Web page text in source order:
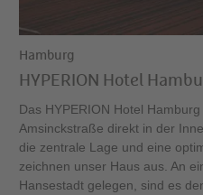
Hamburg
HYPERION Hotel
Das HYPERION Hotel
Amsinckstraße direkt in der
die zentrale Lage und eine
zeichnen unser Haus aus. An
Hansestadt gelegen, sind es